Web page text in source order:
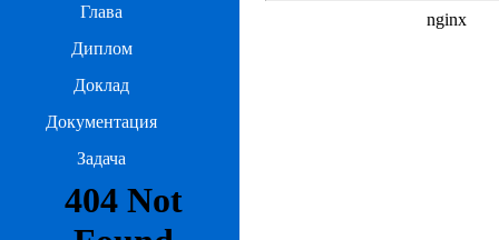
Глава
Диплом
Доклад
Документация
Задача